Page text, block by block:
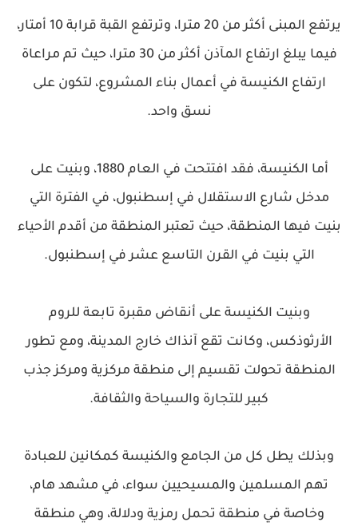
يرتفع المبنى أكثر من 20 مترا، وترتفع القبة قرابة 10 أمتار،
فيما يبلغ ارتفاع المآذن أكثر من 30 مترا، حيث تم مراعاة
ارتفاع الكنيسة في أعمال بناء المشروع، لتكون على
نسق واحد.
أما الكنيسة، فقد افتتحت في العام 1880، وبنيت على
مدخل شارع الاستقلال في إسطنبول، في الفترة التي
بنيت فيها المنطقة، حيث تعتبر المنطقة من أقدم الأحياء
التي بنيت في القرن التاسع عشر في إسطنبول.
وبنيت الكنيسة على أنقاض مقبرة تابعة للروم
الأرثوذكس، وكانت تقع آنذاك خارج المدينة، ومع تطور
المنطقة تحولت تقسيم إلى منطقة مركزية ومركز جذب
كبير للتجارة والسياحة والثقافة.
وبذلك يطل كل من الجامع والكنيسة كمكانين للعبادة
تهم المسلمين والمسيحيين سواء، في مشهد هام،
وخاصة في منطقة تحمل رمزية ودلالة، وهي منطقة